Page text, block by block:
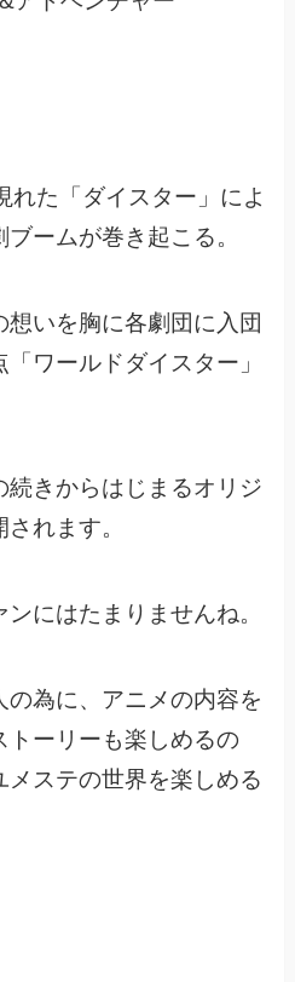
れた「ダイスター」によ
ームが巻き起こる。
いを胸に各劇団に入団
ワールドダイスター」
きからはじまるオリジ
れます。
にはたまりませんね。
の為に、アニメの内容を
トーリーも楽しめるの
メステの世界を楽しめる